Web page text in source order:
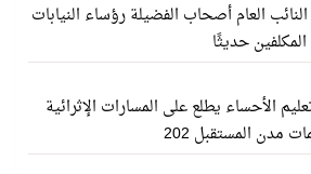
العام أصحاب الفضيلة رؤساء النيابات
المكلفين حديثًا
الأحساء يطلع على المسارات الإثرائية
مدن المستقبل 202